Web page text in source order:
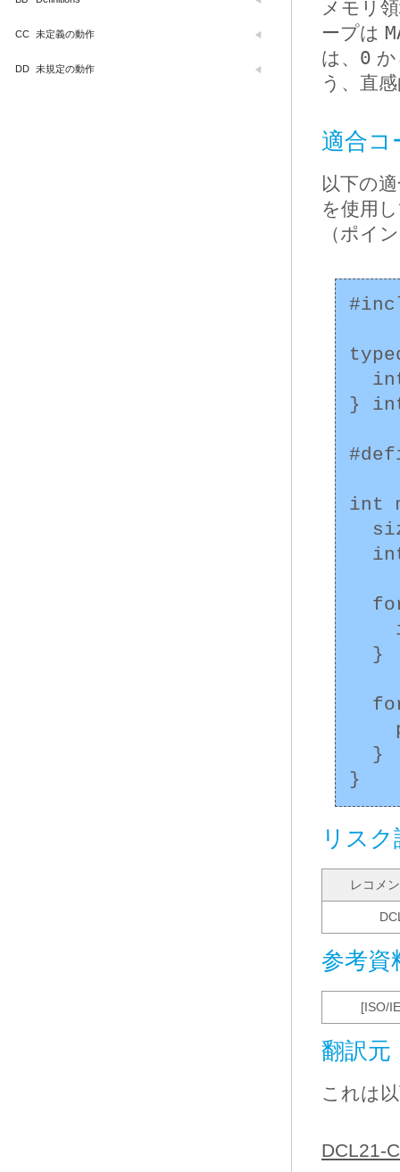
メモリ
ープは
は、 0
う、直
適合コ
以下の
を使用
（ポイ
}
int
リス
レコメ
参考資
[ISO/
翻訳元
これは
DCL21-
CC 未定義の動作
DD 未規定の動作